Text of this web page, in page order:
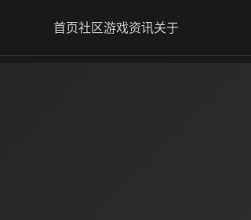
首页社区游戏资讯关于